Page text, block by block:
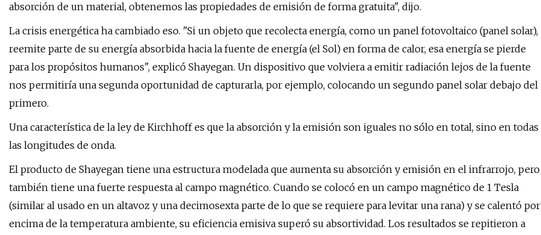
absorción de un material, obtenemos las propiedades de emisión de forma gratuita", dijo.
La crisis energética ha cambiado eso. "Si un objeto que recolecta energía, como un panel fotovoltaico (panel solar),
reemite parte de su energía absorbida hacia la fuente de energía (el Sol) en forma de calor, esa energía se pierde
para los propósitos humanos", explicó Shayegan. Un dispositivo que volviera a emitir radiación lejos de la fuente
nos permitiría una segunda oportunidad de capturarla, por ejemplo, colocando un segundo panel solar debajo del
primero.
Una característica de la ley de Kirchhoff es que la absorción y la emisión son iguales no sólo en total, sino en todas
las longitudes de onda.
El producto de Shayegan tiene una estructura modelada que aumenta su absorción y emisión en el infrarrojo, pero
también tiene una fuerte respuesta al campo magnético. Cuando se colocó en un campo magnético de 1 Tesla
(similar al usado en un altavoz y una decimosexta parte de lo que se requiere para levitar una rana) y se calentó por
encima de la temperatura ambiente, su eficiencia emisiva superó su absortividad. Los resultados se repitieron a